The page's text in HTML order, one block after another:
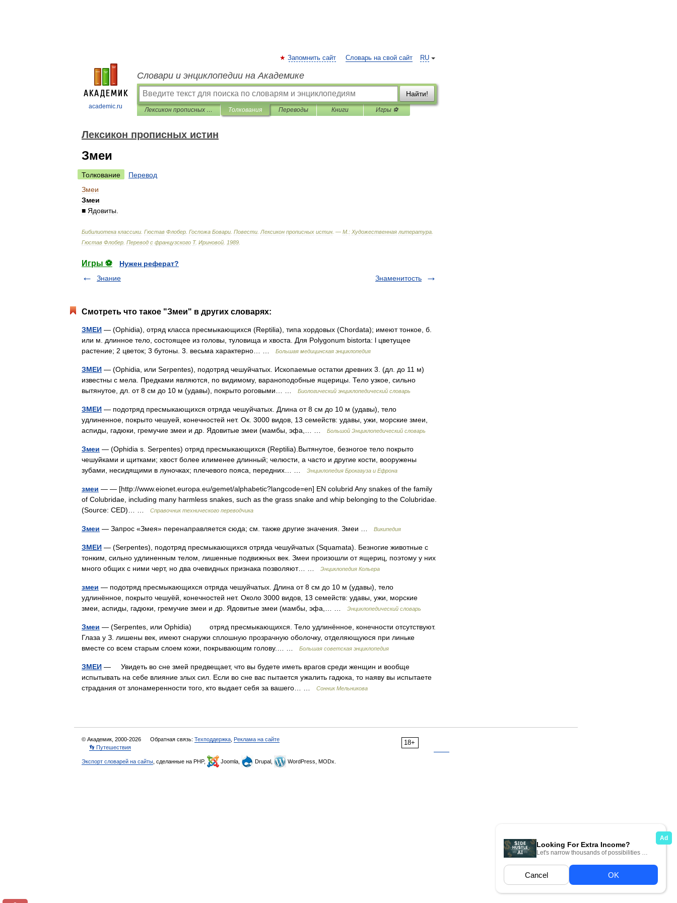
academic.ru
RU
Запомнить сайт Словарь на свой сайт
Словари и энциклопедии на Академике
Найти!
Лексикон прописных истин Толкования Переводы Книги Игры ⚽
Лексикон прописных истин
Змеи
Толкование
Перевод
Змеи
Змеи
■ Ядовиты
Бибилиотека классики Гюстав Флобер Госпожа Бовари Повести Лексикон прописных истин . — М : Художественная литература
Гюстав Флобер Перевод с французского Т. Ириновой 1989
Игры ⚽
Нужен реферат?
Знание
Знаменитость
Смотреть что такое "Змеи" в других словарях:
ЗМЕИ — (Ophidia), отряд класса пресмыкающихся (Reptilia), типа хордовых (Chordata); имеют тонкое, б.
или м. длинное тело, состоящее из головы, туловища и хвоста. Для Polygonum bistorta: l цветущее
растение; 2 цветок; 3 бутоны. 3. весьма характерно… …
Большая медицинская энциклопедия
ЗМЕИ — (Ophidia, или Serpentes), подотряд чешуйчатых. Ископаемые остатки древних 3. (дл. до 11 м)
известны с мела. Предками являются, по видимому, вараноподобные ящерицы. Тело узкое, сильно
вытянутое, дл. от 8 см до 10 м (удавы), покрыто роговыми… …
Биологический энциклопедический словарь
ЗМЕИ — подотряд пресмыкающихся отряда чешуйчатых. Длина от 8 см до 10 м (удавы), тело
удлиненное, покрыто чешуей, конечностей нет. Ок. 3000 видов, 13 семейств: удавы, ужи, морские змеи,
аспиды, гадюки, гремучие змеи и др. Ядовитые змеи (мамбы, эфа,… …
Большой Энциклопедический словарь
Змеи — (Ophidia s. Serpentes) отряд пресмыкающихся (Reptilia).Вытянутое, безногое тело покрыто
чешуйками и щитками; хвост более илименее длинный; челюсти, а часто и другие кости, вооружены
зубами, несидящими в луночках; плечевого пояса, передних… …
Энциклопедия Брокгауза и Ефрона
змеи — — [http://www.eionet.europa.eu/gemet/alphabetic?langcode=en] EN colubrid Any snakes of the family
of Colubridae, including many harmless snakes, such as the grass snake and whip belonging to the Colubridae.
(Source: CED)… …
Справочник технического переводчика
Змеи — Запрос «Змея» перенаправляется сюда; см. также другие значения. Змеи … Википедия
ЗМЕИ — (Serpentes), подотряд пресмыкающихся отряда чешуйчатых (Squamata). Безногие животные с
тонким, сильно удлиненным телом, лишенные подвижных век. Змеи произошли от ящериц, поэтому у них
много общих с ними черт, но два очевидных признака позволяют… …
Энциклопедия Кольера
змеи — подотряд пресмыкающихся отряда чешуйчатых. Длина от 8 см до 10 м (удавы), тело
удлинённое, покрыто чешуёй, конечностей нет. Около 3000 видов, 13 семейств: удавы, ужи, морские
змеи, аспиды, гадюки, гремучие змеи и др. Ядовитые змеи (мамбы, эфа,… …
Энциклопедический словарь
Змеи — (Serpentes, или Ophidia) отряд пресмыкающихся. Тело удлинённое, конечности отсутствуют.
Глаза у З. лишены век, имеют снаружи сплошную прозрачную оболочку, отделяющуюся при линьке
вместе со всем старым слоем кожи, покрывающим голову.… …
Большая советская энциклопедия
ЗМЕИ — Увидеть во сне змей предвещает, что вы будете иметь врагов среди женщин и вообще
испытывать на себе влияние злых сил. Если во сне вас пытается ужалить гадюка, то наяву вы испытаете
страдания от злонамеренности того, кто выдает себя за вашего… …
Сонник Мельникова
18+
© Академик, 2000-2026 Обратная связь: Техподдержка Реклама на сайте
👣 Путешествия
Экспорт словарей на сайты , сделанные на PHP, Joomla, Drupal, WordPress, MODx.